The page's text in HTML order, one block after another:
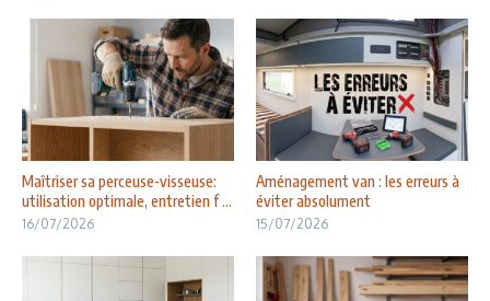
Maîtriser sa perceuse-visseuse:
utilisation optimale, entretien f ...
16/07/2026
Aménagement van : les erreurs à
éviter absolument
15/07/2026